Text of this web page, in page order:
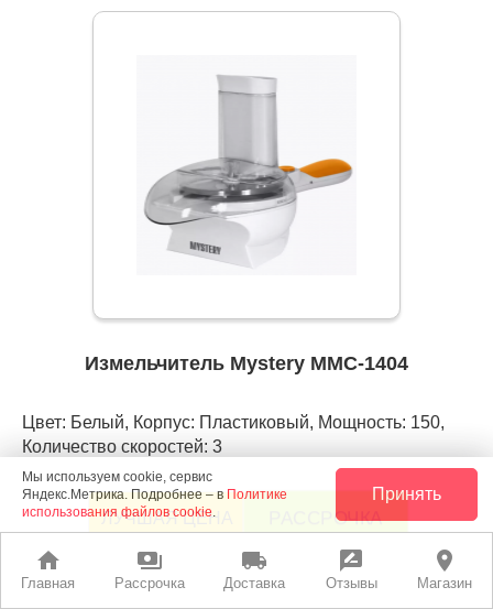
home
Главная
payments
Рассрочка
local_shipping
Доставка
rate_review
Отзывы
place
Магазин
Измельчитель Mystery MMC-1404
Цвет: Белый, Корпус: Пластиковый, Мощность: 150,
Количество скоростей: 3
ЛУЧШАЯ ЦЕНА РАССРОЧКА
2 690 руб.
Мы используем cookie, сервис
Яндекс.Метрика. Подробнее – в Политике
использования файлов cookie.
Принять